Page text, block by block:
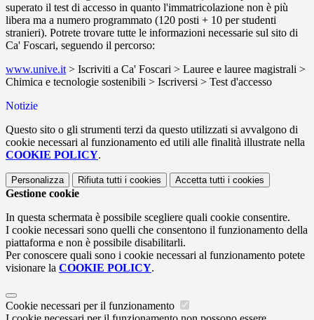
superato il test di accesso in quanto l'immatricolazione non è più
libera ma a numero programmato (120 posti + 10 per studenti
stranieri). Potrete trovare tutte le informazioni necessarie sul sito di
Ca' Foscari, seguendo il percorso:
www.unive.it > Iscriviti a Ca' Foscari > Lauree e lauree magistrali >
Chimica e tecnologie sostenibili > Iscriversi > Test d'accesso
Notizie
Questo sito o gli strumenti terzi da questo utilizzati si avvalgono di
cookie necessari al funzionamento ed utili alle finalità illustrate nella
COOKIE POLICY.
Personalizza Rifiuta tutti i cookies Accetta tutti i cookies
Gestione cookie
In questa schermata è possibile scegliere quali cookie consentire.
I cookie necessari sono quelli che consentono il funzionamento della
piattaforma e non è possibile disabilitarli.
Per conoscere quali sono i cookie necessari al funzionamento potete
visionare la COOKIE POLICY.
Cookie necessari per il funzionamento